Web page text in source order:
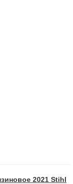
2021 Stihl